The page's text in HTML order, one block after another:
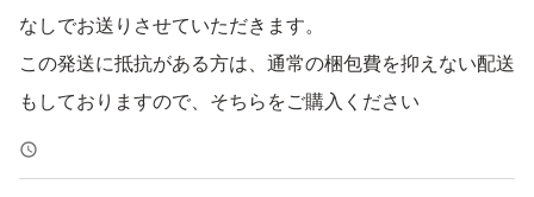
なしでお送りさせていただきます。
この発送に抵抗がある方は、通常の梱包費を抑えない配送
もしておりますので、そちらをご購入ください